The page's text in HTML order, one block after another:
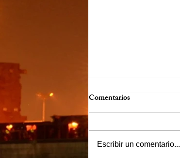
Más claro…
Comentarios
Escribir un comentario...